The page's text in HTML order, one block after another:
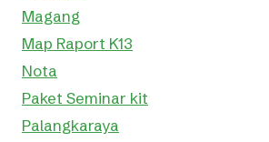
Magang
Map Raport K13
Nota
Paket Seminar kit
Palangkaraya